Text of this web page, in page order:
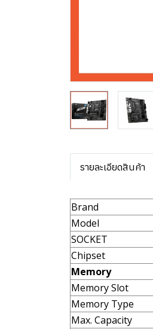
รายละเอียดสินค้า
Brand
Model
SOCKET
Chipset
Memory
Memory Slot
Memory Type
Max. Capacity